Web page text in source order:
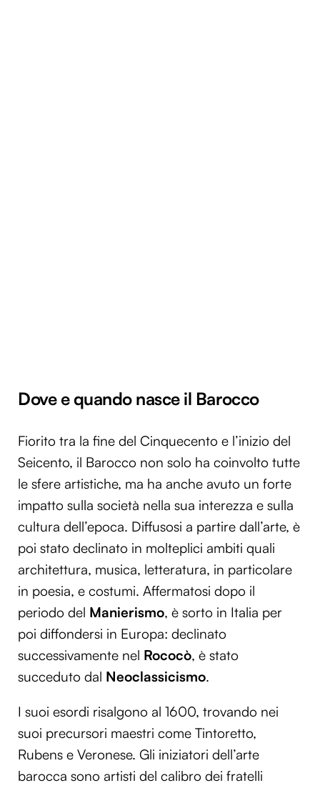
Dove e quando nasce il Barocco
Fiorito tra la fine del Cinquecento e l’inizio del
Seicento, il Barocco non solo ha coinvolto tutte
le sfere artistiche, ma ha anche avuto un forte
impatto sulla società nella sua interezza e sulla
cultura dell’epoca. Diffusosi a partire dall’arte, è
poi stato declinato in molteplici ambiti quali
architettura, musica, letteratura, in particolare
in poesia, e costumi. Affermatosi dopo il
periodo del Manierismo, è sorto in Italia per
poi diffondersi in Europa: declinato
successivamente nel Rococò, è stato
succeduto dal Neoclassicismo.
I suoi esordi risalgono al 1600, trovando nei
suoi precursori maestri come Tintoretto,
Rubens e Veronese. Gli iniziatori dell’arte
barocca sono artisti del calibro dei fratelli